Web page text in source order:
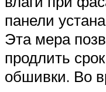
панели
Эта мера
продлить
обшивки. Во